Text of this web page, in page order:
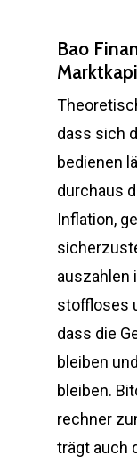
Bao
dass sich
bedienen
durchaus
Inflation,
auszahlen
stoffloses
dass die
bleiben
bleiben.
rechner
trägt auch